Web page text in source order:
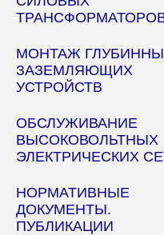
МОНТАЖ
ЗАЗЕМЛЯЮЩИХ
УСТРОЙСТВ
ОБСЛУЖИВАНИЕ
ВЫСОКОВОЛЬТНЫХ
ЭЛЕКТРИЧЕСКИХ
НОРМАТИВНЫЕ
ДОКУМЕНТЫ.
ПУБЛИКАЦИИ